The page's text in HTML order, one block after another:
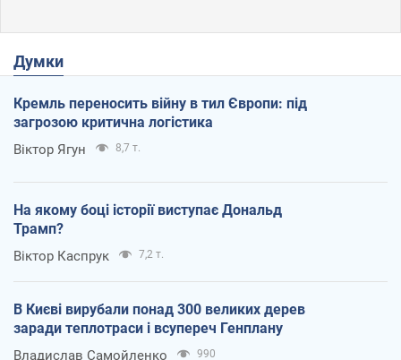
Думки
Кремль переносить війну в тил Європи: під
загрозою критична логістика
Віктор Ягун 8,7 т.
На якому боці історії виступає Дональд
Трамп?
Віктор Каспрук 7,2 т.
В Києві вирубали понад 300 великих дерев
заради теплотраси і всупереч Генплану
Владислав Самойленко 990